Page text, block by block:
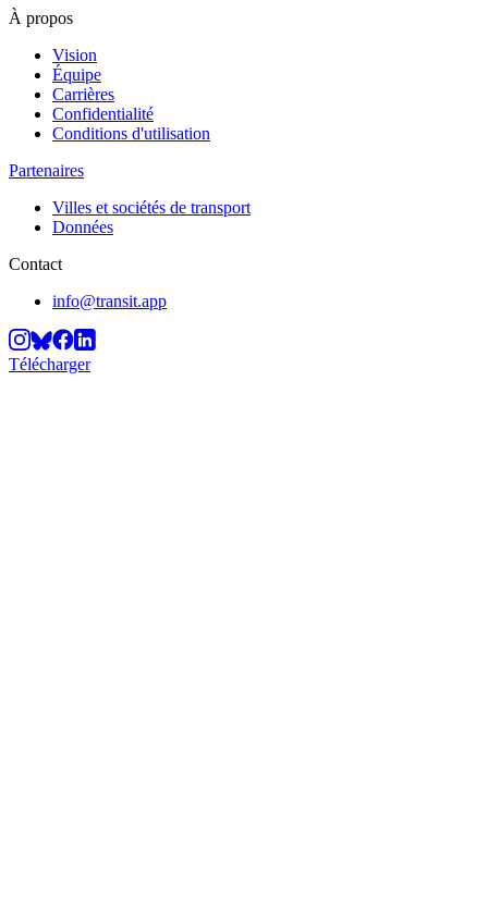
À propos
Vision
Équipe
Carrières
Confidentialité
Conditions d'utilisation
Partenaires
Villes et sociétés de transport
Données
Contact
info@transit.app
Télécharger